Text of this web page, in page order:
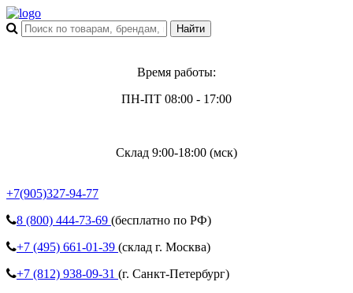
Время работы:
ПН-ПТ 08:00 - 17:00
Склад 9:00-18:00 (мск)
+7(905)327-94-77
8 (800) 444-73-69 (бесплатно по РФ)
+7 (495) 661-01-39 (склад г. Москва)
+7 (812) 938-09-31 (г. Санкт-Петербург)